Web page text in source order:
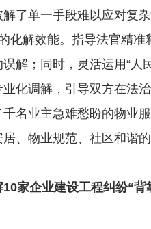
了单一手段难以应对复
化解效能。指导法官精
解；同时，灵活运用“
化调解，引导双方在法
名业主急难愁盼的物业
、物业规范、社区和谐
企业建设工程纠纷“背